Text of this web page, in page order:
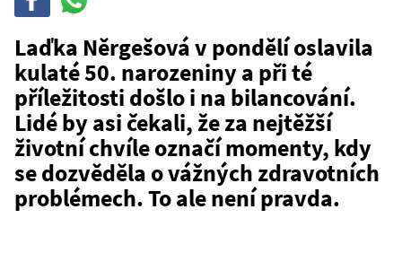
Sdílej
WhatsAppu
Laďka Něrgešová v pondělí oslavila
kulaté 50. narozeniny a při té
příležitosti došlo i na bilancování.
Lidé by asi čekali, že za nejtěžší
životní chvíle označí momenty, kdy
se dozvěděla o vážných zdravotních
problémech. To ale není pravda.